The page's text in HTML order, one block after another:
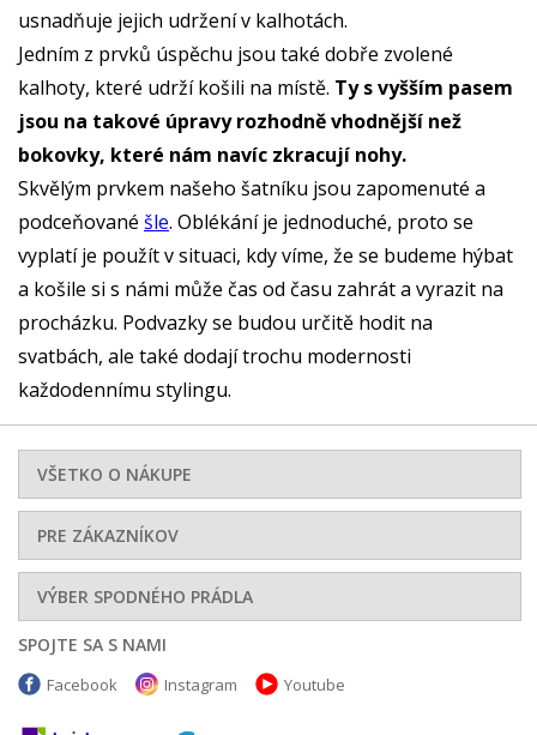
usnadňuje jejich udržení v kalhotách.
Jedním z prvků úspěchu jsou také dobře zvolené
kalhoty, které udrží košili na místě. Ty s vyšším pasem
jsou na takové úpravy rozhodně vhodnější než
bokovky, které nám navíc zkracují nohy.
Skvělým prvkem našeho šatníku jsou zapomenuté a
podceňované šle. Oblékání je jednoduché, proto se
vyplatí je použít v situaci, kdy víme, že se budeme hýbat
a košile si s námi může čas od času zahrát a vyrazit na
procházku. Podvazky se budou určitě hodit na
svatbách, ale také dodají trochu modernosti
každodennímu stylingu.
VŠETKO O NÁKUPE
PRE ZÁKAZNÍKOV
VÝBER SPODNÉHO PRÁDLA
SPOJTE SA S NAMI
Facebook Instagram Youtube